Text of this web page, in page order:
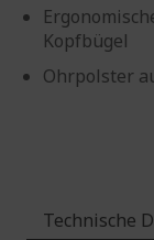
Kopfbügel
Ohrpolster
Technische